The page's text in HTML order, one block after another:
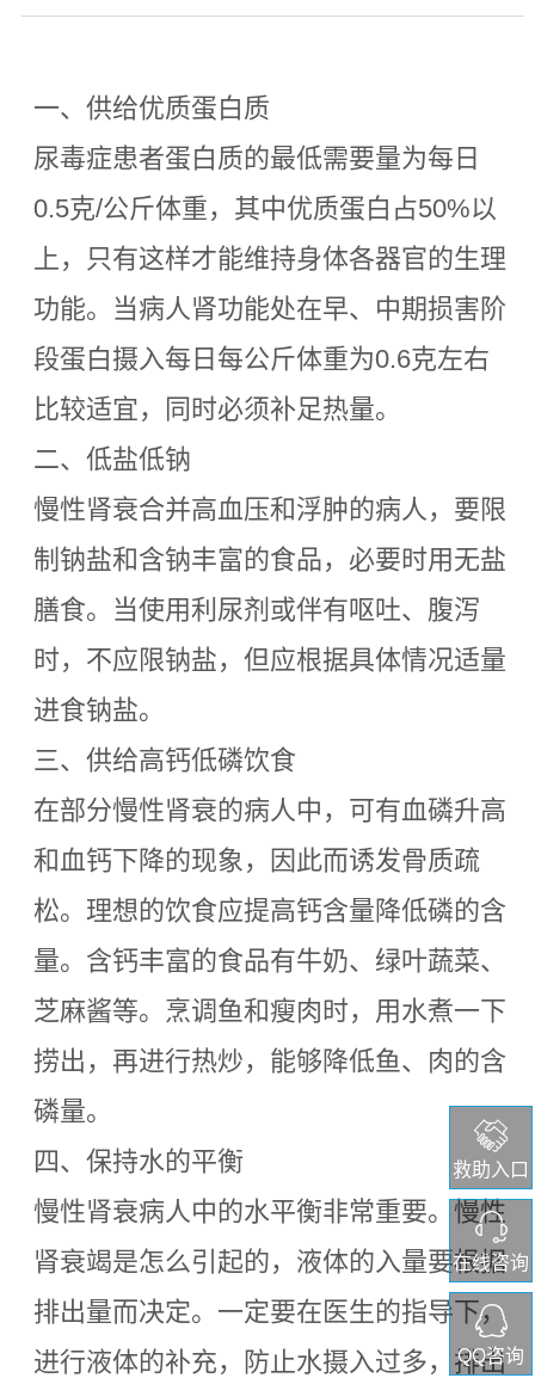
救助入口
在线咨询
QQ咨询
一、供给优质蛋白质
尿毒症患者蛋白质的最低需要量为每日
0.5克/公斤体重，其中优质蛋白占50%以
上，只有这样才能维持身体各器官的生理
功能。当病人肾功能处在早、中期损害阶
段蛋白摄入每日每公斤体重为0.6克左右
比较适宜，同时必须补足热量。
二、低盐低钠
慢性肾衰合并高血压和浮肿的病人，要限
制钠盐和含钠丰富的食品，必要时用无盐
膳食。当使用利尿剂或伴有呕吐、腹泻
时，不应限钠盐，但应根据具体情况适量
进食钠盐。
三、供给高钙低磷饮食
在部分慢性肾衰的病人中，可有血磷升高
和血钙下降的现象，因此而诱发骨质疏
松。理想的饮食应提高钙含量降低磷的含
量。含钙丰富的食品有牛奶、绿叶蔬菜、
芝麻酱等。烹调鱼和瘦肉时，用水煮一下
捞出，再进行热炒，能够降低鱼、肉的含
磷量。
四、保持水的平衡
慢性肾衰病人中的水平衡非常重要。慢性
肾衰竭是怎么引起的，液体的入量要根据
排出量而决定。一定要在医生的指导下，
进行液体的补充，防止水摄入过多，排出